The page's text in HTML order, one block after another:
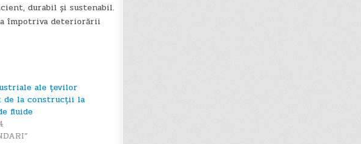
durabil și sustenabil.
împotriva deteriorării
ale țevilor
de la construcții la
fluide